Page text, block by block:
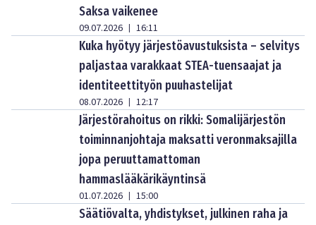
Saksa vaikenee
09.07.2026 | 16:11
Kuka hyötyy järjestöavustuksista – selvitys
paljastaa varakkaat STEA-tuensaajat ja
identiteettityön puuhastelijat
08.07.2026 | 12:17
Järjestörahoitus on rikki: Somalijärjestön
toiminnanjohtaja maksatti veronmaksajilla
jopa peruuttamattoman
hammaslääkärikäyntinsä
01.07.2026 | 15:00
Säätiövalta, yhdistykset, julkinen raha ja